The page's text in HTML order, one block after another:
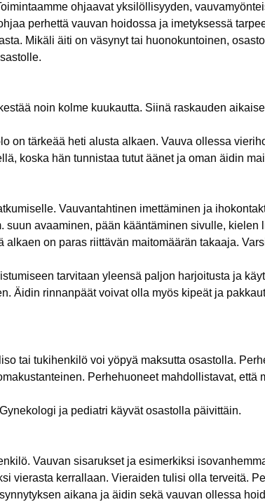
ohjaavat yksilöllisyyden,
perhettä vauvan hoidossa ja imetyksessä
Mikäli äiti on väsynyt tai huonokuntoinen,
noin kolme kuukautta. Siinä raskauden
tärkeää heti alusta alkaen. Vauva ollessa
koska hän tunnistaa tutut äänet ja oman äidin
Vauvantahtinen imettäminen ja
avaaminen, pään kääntäminen sivulle,
on paras riittävän maitomäärän takaaja.
tarvitaan yleensä paljon harjoitusta ja
Äidin rinnanpäät voivat olla myös kipeät ja
tai tukihenkilö voi yöpyä maksutta osastolla.
Perhehuoneet mahdollistavat, että
ja pediatri käyvät osastolla päivittäin.
Vauvan sisarukset ja esimerkiksi
vierasta kerrallaan. Vieraiden tulisi olla terveitä.
aikana ja äidin sekä vauvan ollessa